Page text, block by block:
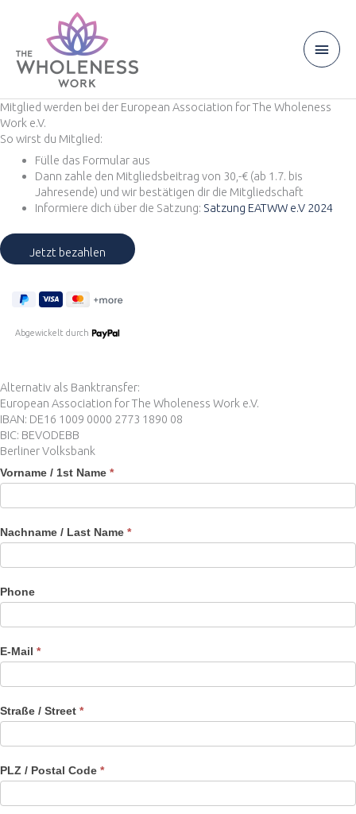
Mitglied werden bei der European Association for The Wholeness
Work e.V.
So wirst du Mitglied:
Fülle das Formular aus
Dann zahle den Mitgliedsbeitrag von 30,-€ (ab 1.7. bis
Jahresende) und wir bestätigen dir die Mitgliedschaft
Informiere dich über die Satzung: Satzung EATWW e.V 2024
Abgewickelt durch
Alternativ als Banktransfer:
European Association for The Wholeness Work e.V.
IBAN: DE16 1009 0000 2773 1890 08
BIC: BEVODEBB
Berliner Volksbank
join
Vorname / 1st Name *
Nachname / Last Name *
Phone
E-Mail *
Straße / Street *
PLZ / Postal Code *